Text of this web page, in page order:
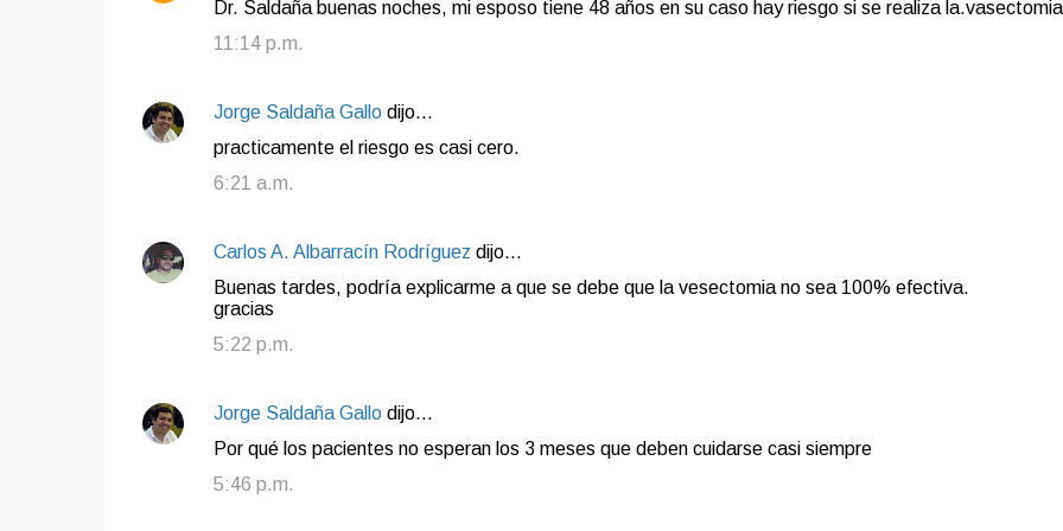
Dr. Saldaña buenas noches, mi esposo tiene 48 años en su caso hay riesgo si se realiza
11:14 p.m.
Jorge Saldaña Gallodijo…
practicamente el riesgo es casi cero.
6:21 a.m.
Carlos A. Albarracín Rodríguez dijo…
Buenas tardes, podría explicarme a que se debe que la vesectomia no sea 100% efectiva.
gracias
5:22 p.m.
Jorge Saldaña Gallodijo…
Por qué los pacientes no esperan los 3 meses que deben cuidarse casi siempre
5:46 p.m.